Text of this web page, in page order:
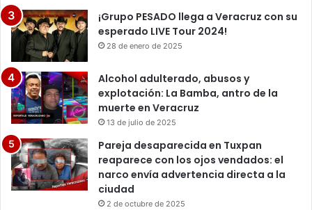
¡Grupo PESADO llega a Veracruz con su
esperado LIVE Tour 2024!
28 de enero de 2025
Alcohol adulterado, abusos y
explotación: La Bamba, antro de la
muerte en Veracruz
13 de julio de 2025
Pareja desaparecida en Tuxpan
reaparece con los ojos vendados: el
narco envía advertencia directa a la
ciudad
2 de octubre de 2025